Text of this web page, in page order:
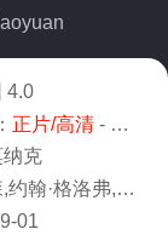
4.0
正片/高清- 免费在线观看
纳克
斯·奥尔特曼,维克多·威廉姆斯,玛丽·贝丝·派尔
01